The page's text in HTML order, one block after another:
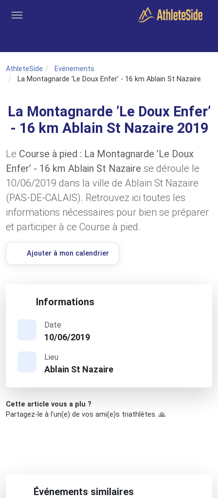
AthleteSide
Evénements
La Montagnarde ’Le Doux Enfer’ - 16 km Ablain St Nazaire
La Montagnarde ’Le Doux Enfer’
- 16 km Ablain St Nazaire 2019
Le Course à pied : La Montagnarde ’Le Doux
Enfer’ - 16 km Ablain St Nazaire se déroule le
10/06/2019 dans la ville de Ablain St Nazaire
(PAS-DE-CALAIS). Retrouvez ici toutes les
informations nécessaires pour bien se préparer
et participer à ce Course à pied.
Ajouter à mon calendrier
Informations
Date
10/06/2019
Lieu
Ablain St Nazaire
Cette article vous a plu ?
Partagez-le à l'un(e) de vos ami(e)s triathlètes. 🙏
Événements similaires